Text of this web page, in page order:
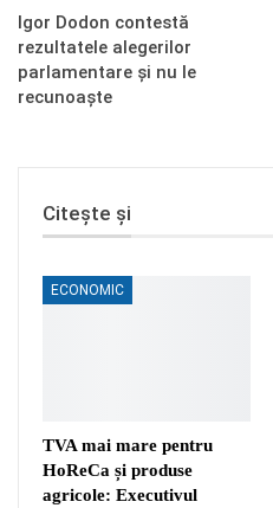
Igor Dodon contestă
rezultatele alegerilor
parlamentare și nu le
recunoaște
Citește și
ECONOMIC
TVA mai mare pentru
HoReCa și produse
agricole: Executivul